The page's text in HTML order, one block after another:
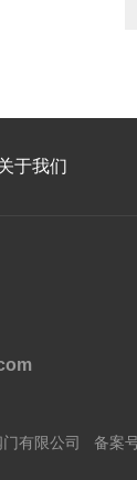
于我们
有限公司 备案号